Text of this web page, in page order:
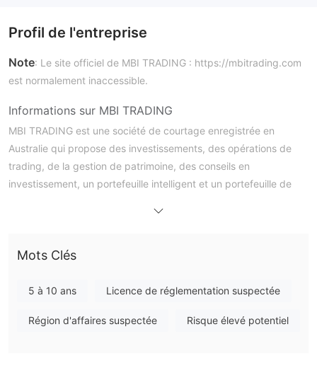
Profil de l'entreprise
Note: Le site officiel de MBI TRADING : https://mbitrading.com
est normalement inaccessible.
Informations sur MBI TRADING
MBI TRADING est une société de courtage enregistrée en
Australie qui propose des investissements, des opérations de
trading, de la gestion de patrimoine, des conseils en
investissement, un portefeuille intelligent et un portefeuille de
obtenir plus d'informations sur la sécurité.
MBI TRADING est-il légitime ?
valeurs mobilières et des investissements de l'Australie (ASIC).
Mots Clés
5 à 10 ans Licence de réglementation suspectée
Région d'affaires suspectée Risque élevé potentiel